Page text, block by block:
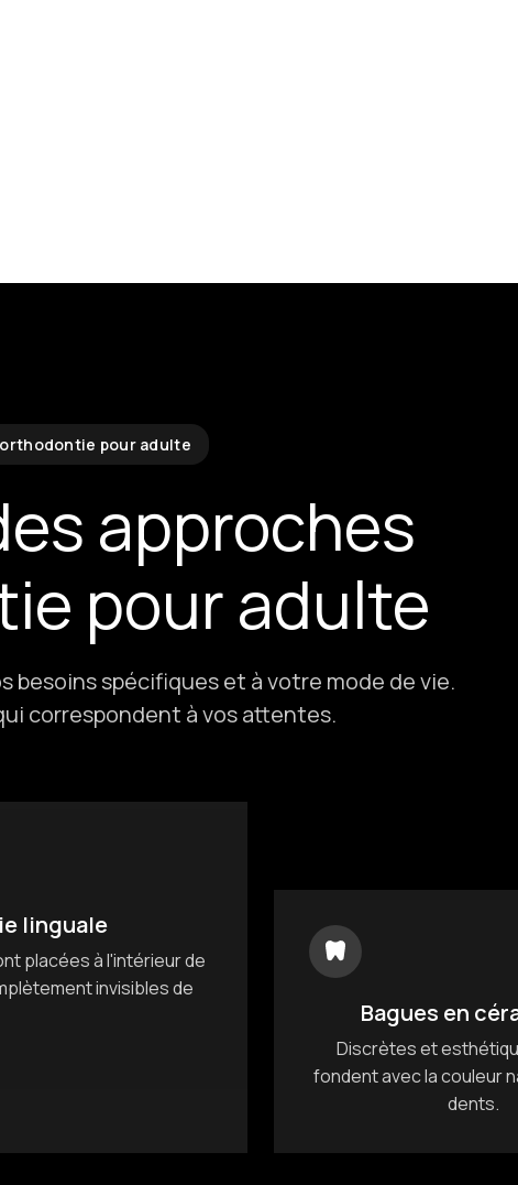
pour adulte
approches
pour adulte
spécifiques et à votre mode de vie.
correspondent à vos attentes.
linguale
placées à l'intérieur de
invisibles de
Bagues en
Discrètes et
fondent avec la couleur
dents.